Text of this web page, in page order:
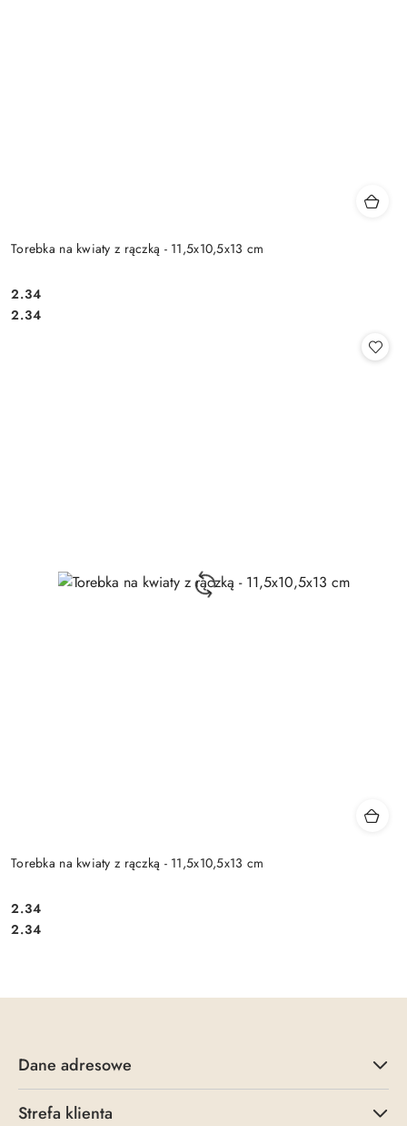
Torebka na kwiaty z rączką - 11,5x10,5x13 cm
Cena:
2.34
Cena:
2.34
Torebka na kwiaty z rączką - 11,5x10,5x13 cm
Cena:
2.34
Cena:
2.34
Dane adresowe
Strefa klienta